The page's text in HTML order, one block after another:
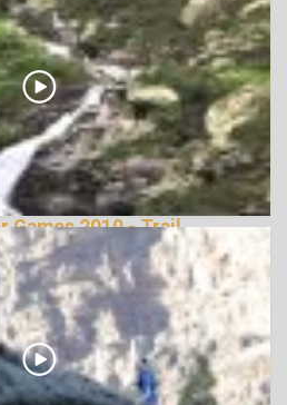
Games 2010 - Trail